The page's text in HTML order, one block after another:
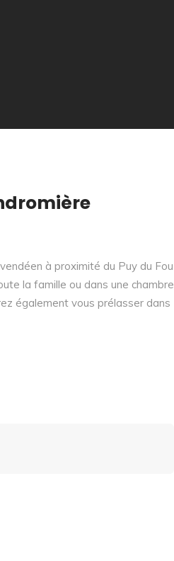
à proximité du Puy du Fou
la famille ou dans une chambre
également vous prélasser dans